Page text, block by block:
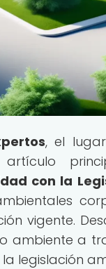
, el
con la
vigente.
ambiente a
legislación